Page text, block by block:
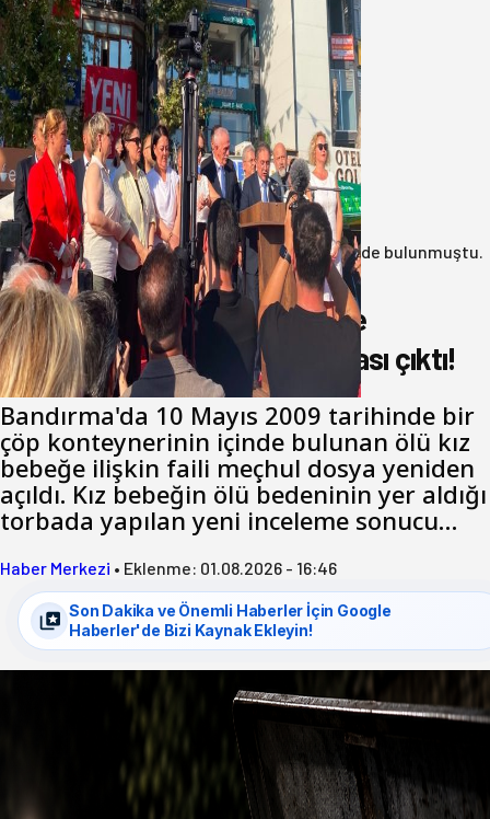
Yeni Parti Bandırma Teşkilatı kuruldu
06 Ağustos 2026
Anasayfa/3.Sayfa/17 yıl önce çöp konteynerinde bulunmuştu.
Katil zanlısı babası çıktı!
17 yıl önce çöp konteynerinde
bulunmuştu. Katil zanlısı babası çıktı!
Bandırma'da 10 Mayıs 2009 tarihinde bir
çöp konteynerinin içinde bulunan ölü kız
bebeğe ilişkin faili meçhul dosya yeniden
açıldı. Kız bebeğin ölü bedeninin yer aldığı
torbada yapılan yeni inceleme sonucu…
Haber Merkezi • Eklenme: 01.08.2026 - 16:46
Son Dakika ve Önemli Haberler İçin Google
Haberler'de Bizi Kaynak Ekleyin!